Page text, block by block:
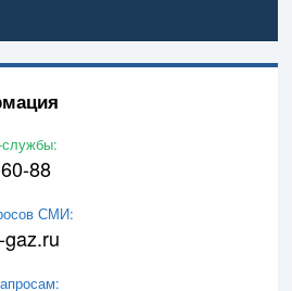
88
СМИ: